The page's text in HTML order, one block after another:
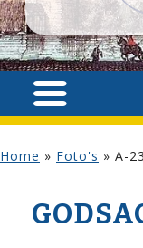
Home » Foto's » A-